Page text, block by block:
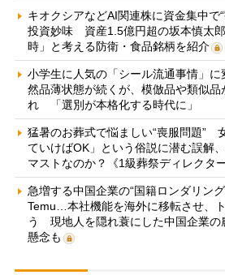
キオクシアなどAI関連株に資金集中で
投資妙味 資産1.5億円超の坂本慎太
時」と考える防衛・食品銘柄を紹介
小学生に人気の「シール流通事情」
然品薄状態が続くが、模倣品や類似
れ 「選別が本格化する時代に」
猛暑のお葬式で悩ましい“喪服問題”
ていけばOK」という俗説に潜む誤解
マストなのか？《1級葬祭ディレクタ
急増する中国企業の“国籍ロンダリン
Temu…本社機能を海外に移転させ、
う 現地人を隠れ蓑にした中国企業の
懸念も